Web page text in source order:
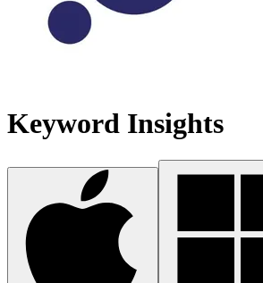
Keyword Insights